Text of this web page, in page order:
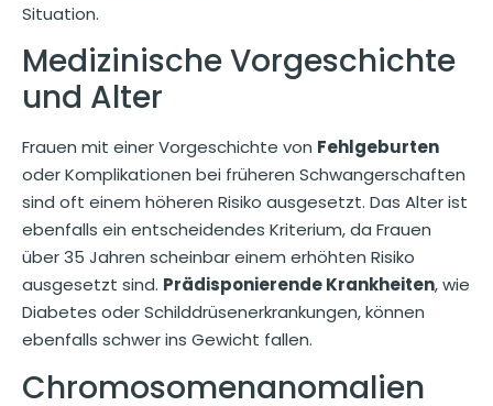
Situation.
Medizinische Vorgeschichte
und Alter
Frauen mit einer Vorgeschichte von Fehlgeburten
oder Komplikationen bei früheren Schwangerschaften
sind oft einem höheren Risiko ausgesetzt. Das Alter ist
ebenfalls ein entscheidendes Kriterium, da Frauen
über 35 Jahren scheinbar einem erhöhten Risiko
ausgesetzt sind. Prädisponierende Krankheiten, wie
Diabetes oder Schilddrüsenerkrankungen, können
ebenfalls schwer ins Gewicht fallen.
Chromosomenanomalien